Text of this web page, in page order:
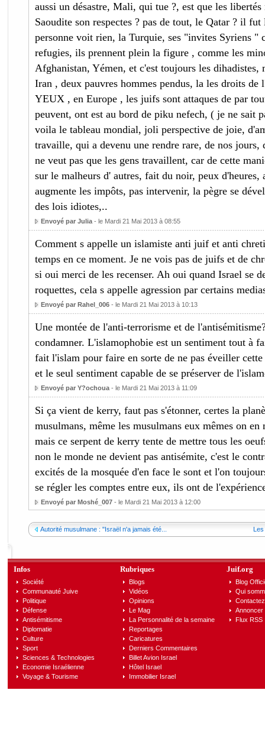
aussi un désastre, Mali, qui tue ?, est que les
Saoudite son respectes ? pas de tout, le Qatar ? il
personne voit rien, la Turquie, ses "invites Syriens "
refugies, ils prennent plein la figure , comme les
Afghanistan, Yémen, et c'est toujours les dihadistes,
Iran , deux pauvres hommes pendus, la les droits
YEUX , en Europe , les juifs sont attaques de par
peuvent, ont est au bord de piku nefech, ( je ne sait
voila le tableau mondial, joli perspective de joie,
travaille, qui a devenu une rendre rare, de nos
ne veut pas que les gens travaillent, car de cette
sur le malheurs d' autres, fait du noir, peux d'heures,
augmente les impôts, pas intervenir, la pègre se
des lois idiotes,..
Envoyé par Julia- le Mardi 21 Mai 2013 à 08:55
Comment s appelle un islamiste anti juif et anti
temps en ce moment. Je ne vois pas de juifs et de
si oui merci de les recenser. Ah oui quand Israel se
roquettes, cela s appelle agression par certains
Envoyé par Rahel_006- le Mardi 21 Mai 2013 à 10:13
Une montée de l'anti-terrorisme et de
condamner. L'islamophobie est un sentiment tout à
fait l'islam pour faire en sorte de ne pas éveiller
et le seul sentiment capable de se préserver de
Envoyé par Y?ochoua- le Mardi 21 Mai 2013 à 11:09
Si ça vient de kerry, faut pas s'étonner, certes la
musulmans, même les musulmans eux mêmes on en
mais ce serpent de kerry tente de mettre tous les
non le monde ne devient pas antisémite, c'est le
excités de la mosquée d'en face le sont et l'on
se régler les comptes entre eux, ils ont de
Envoyé par Moshé_007- le Mardi 21 Mai 2013 à 12:00
Autorité musulmane : "Israël n'a jamais été...
Infos
Société
Communauté Juive
Politique
Défense
Antisémitisme
Diplomatie
Culture
Sport
Sciences & Technologies
Economie Israélienne
Voyage & Tourisme
Rubriques
Blogs
Vidéos
Opinions
Le Mag
La Personnalité de la semaine
Reportages
Caricatures
Derniers Commentaires
Billet Avion Israel
Hôtel Israel
Immobilier Israel
Juif.org
Blog
Qui
Annoncer
Flux RSS